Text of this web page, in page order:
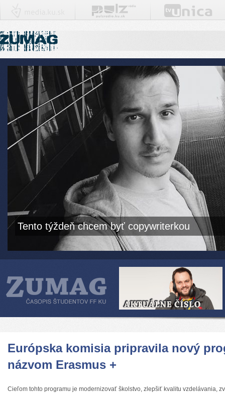
Tento týždeň chcem byť copywriterkou
Európska komisia pripravila nový
názvom Erasmus +
Cieľom tohto programu je modernizovať školstvo, zlepšiť kvalitu vzdelávania,